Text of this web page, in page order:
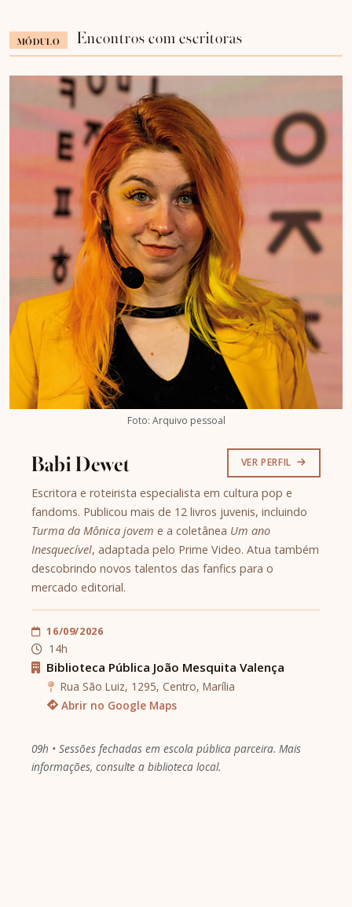
MÓDULO Encontros com escritoras
Foto: Arquivo pessoal
Babi Dewet VER PERFIL
Escritora e roteirista especialista em cultura pop e
fandoms. Publicou mais de 12 livros juvenis, incluindo
Turma da Mônica jovem e a coletânea Um ano
Inesquecível, adaptada pelo Prime Video. Atua também
descobrindo novos talentos das fanfics para o
mercado editorial.
16/09/2026
14h
Biblioteca Pública João Mesquita Valença
Rua São Luiz, 1295, Centro, Marília
Abrir no Google Maps
09h • Sessões fechadas em escola pública parceira. Mais
informações, consulte a biblioteca local.